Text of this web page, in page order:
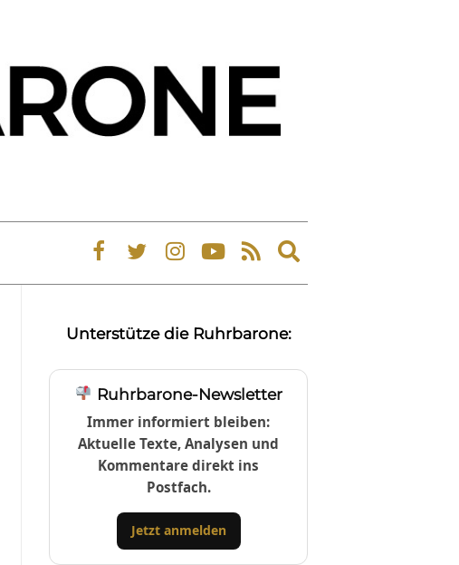
Expand
search
Unterstütze die Ruhrbarone:
Ruhrbarone-Newsletter
Immer informiert bleiben:
Aktuelle Texte, Analysen und
Kommentare direkt ins
Postfach.
Jetzt anmelden